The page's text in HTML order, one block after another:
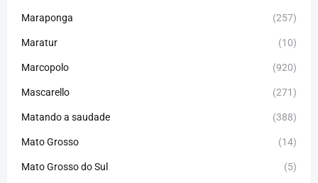
Maraponga (257)
Maratur (10)
Marcopolo (920)
Mascarello (271)
Matando a saudade (388)
Mato Grosso (14)
Mato Grosso do Sul (5)